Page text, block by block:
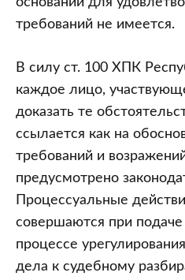
требований не имеется.
В силу ст. 100 ХПК
каждое лицо,
доказать те
ссылается как на
требований и
предусмотрено
Процессуальные
совершаются при подаче
процессе
дела к судебному